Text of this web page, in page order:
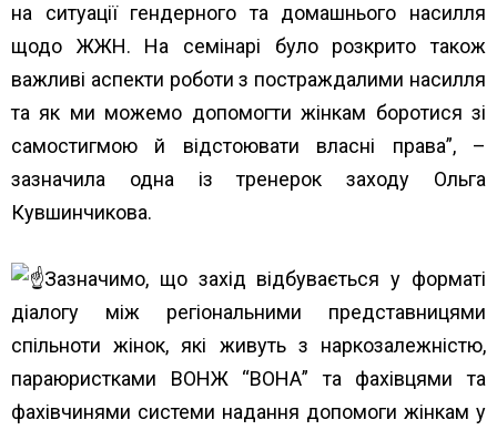
на ситуації гендерного та домашнього насилля
щодо ЖЖН. На семінарі було розкрито також
важливі аспекти роботи з постраждалими насилля
та як ми можемо допомогти жінкам боротися зі
самостигмою й відстоювати власні права”, –
зазначила одна із тренерок заходу Ольга
Кувшинчикова.
Зазначимо, що захід відбувається у форматі
діалогу між регіональними представницями
спільноти жінок, які живуть з наркозалежністю,
параюристками ВОНЖ “ВОНА” та фахівцями та
фахівчинями системи надання допомоги жінкам у